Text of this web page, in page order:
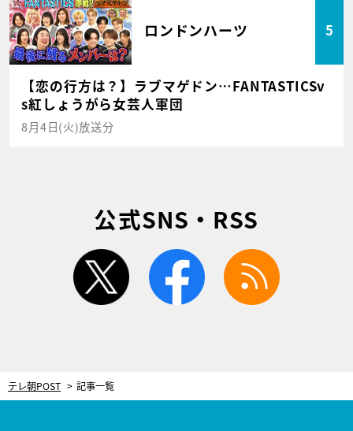
ロンドンハーツ 5
【恋の行方は？】ラブマゲドン…FANTASTICSv
s紅しょうがら女芸人軍団
8月4日(火)放送分
公式SNS・RSS
twitter facebook
テレ朝POST 記事一覧